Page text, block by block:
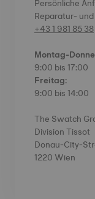
Persönliche
Reparatur-
+43 1 981 85 38
Montag-
9:00 bis 17:00
Freitag:
9:00 bis 14:00
The Swatch
Division Tissot
Donau-City-
1220 Wien